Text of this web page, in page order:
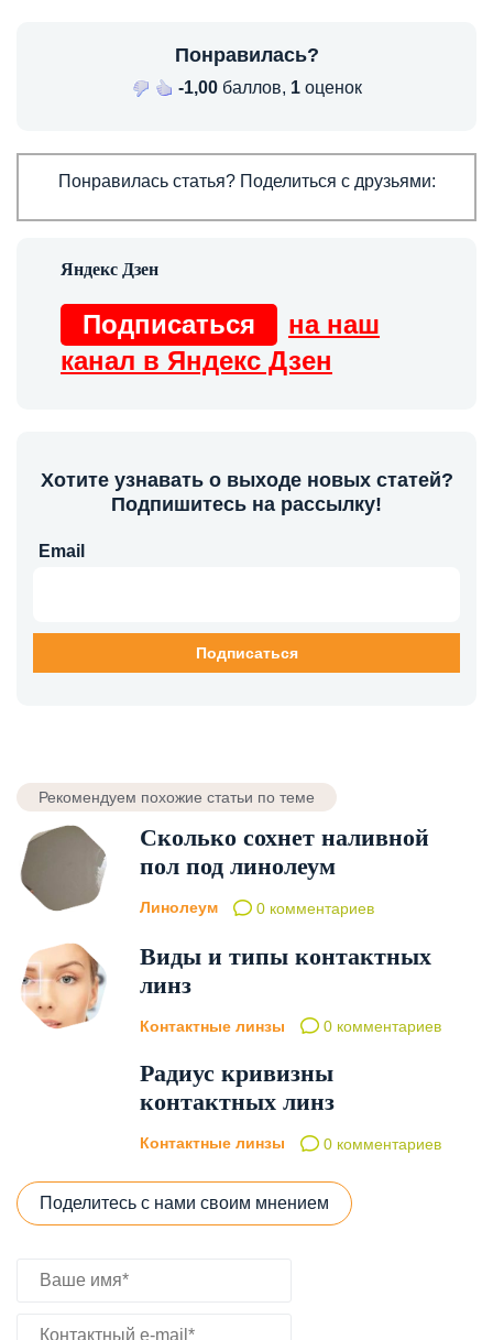
Понравилась?
-1,00баллов, 1оценок
Понравилась статья? Поделиться с друзьями:
Подписаться
на наш
канал в Яндекс Дзен
Хотите узнавать о выходе новых статей?
Подпишитесь на рассылку!
Email
Рекомендуем похожие статьи по теме
Сколько сохнет наливной
пол под линолеум
Линолеум 0 комментариев
Виды и типы контактных
линз
Контактные линзы 0 комментариев
Радиус кривизны
контактных линз
Контактные линзы 0 комментариев
Поделитесь с нами своим мнением